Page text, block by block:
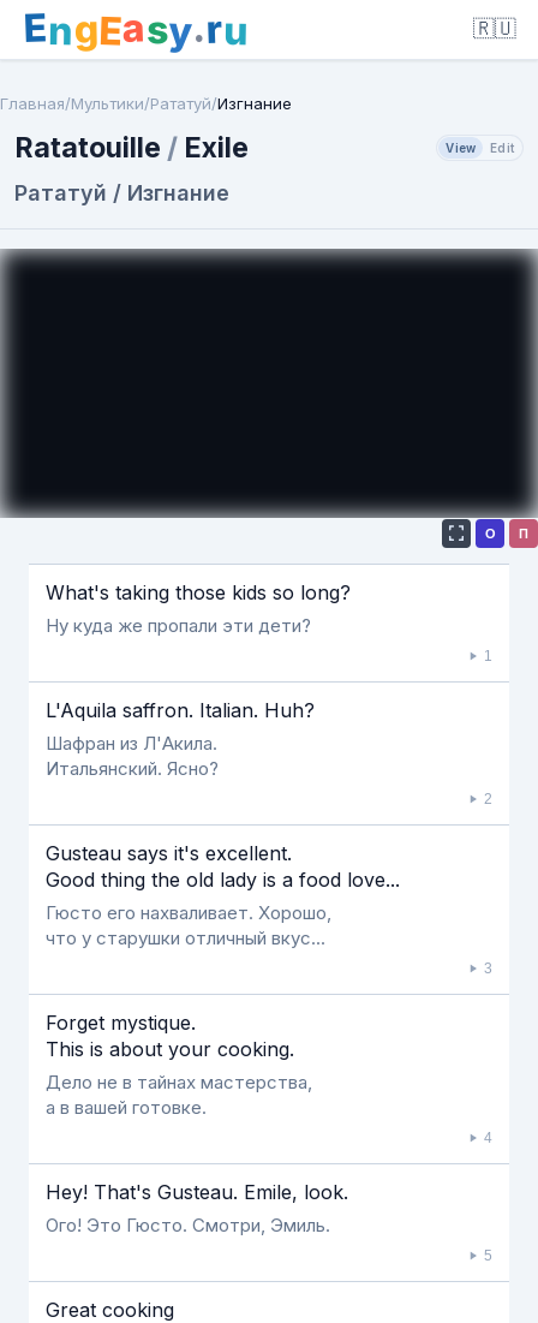
EngEasy.ru 🇷🇺
Главная/Мультики/Рататуй/Изгнание
Ratatouille / Exile View Edit
Рататуй / Изгнание
Если видео долго не грузится, выключите VPN
О П
What's taking those kids so long?
Ну куда же пропали эти дети?
1
L'Aquila saffron. Italian. Huh?
Шафран из Л'Акила.
Итальянский. Ясно?
2
Gusteau says it's excellent.
Good thing the old lady is a food love...
Гюсто его нахваливает. Хорошо,
что у старушки отличный вкус...
3
Forget mystique.
This is about your cooking.
Дело не в тайнах мастерства,
а в вашей готовке.
4
Hey! That's Gusteau. Emile, look.
Ого! Это Гюсто. Смотри, Эмиль.
5
Great cooking